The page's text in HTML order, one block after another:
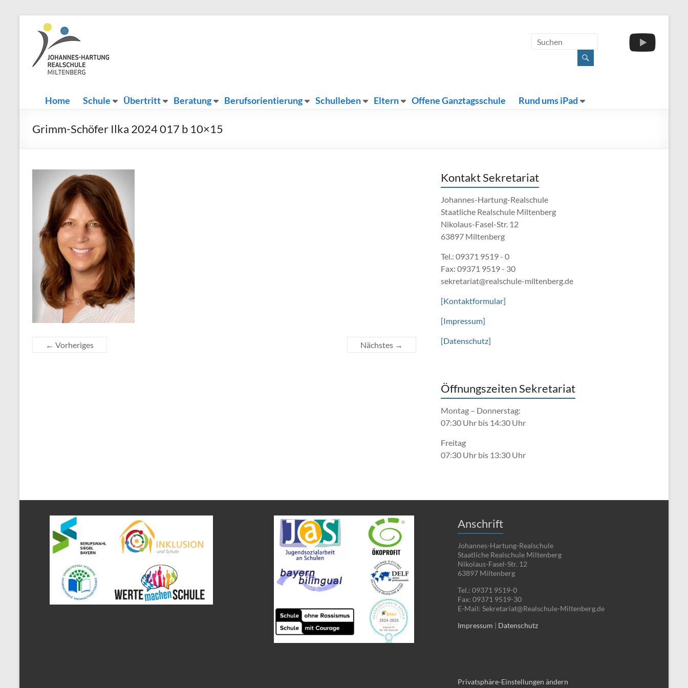
Inhalt
springenJohannes-
Hartung-
Realschule
Miltenberg
Herzlich
Willkommen
Home Schule Übertritt Beratung Berufsorientierung Schulleben Eltern Offene Ganztagsschule Rund ums iPad
Grimm-Schöfer Ilka 2024 017 b 10×15
← Vorheriges Nächstes →
Kontakt Sekretariat
Johannes-Hartung-Realschule
Staatliche Realschule Miltenberg
Nikolaus-Fasel-Str. 12
63897 Miltenberg
Tel.: 09371 9519 - 0
Fax: 09371 9519 - 30
sekretariat@realschule-miltenberg.de
[Kontaktformular]
[Impressum]
[Datenschutz]
Öffnungszeiten Sekretariat
Montag – Donnerstag:
07:30 Uhr bis 14:30 Uhr
Freitag
07:30 Uhr bis 13:30 Uhr
Anschrift
Johannes-Hartung-Realschule
Staatliche Realschule Miltenberg
Nikolaus-Fasel-Str. 12
63897 Miltenberg
Tel.: 09371 9519-0
Fax: 09371 9519-30
E-Mail: Sekretariat@Realschule-Miltenberg.de
Impressum | Datenschutz
Privatsphäre-Einstellungen ändern